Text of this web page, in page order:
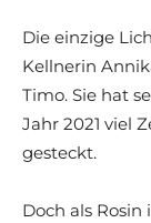
Die einzige
Kellnerin
Timo. Sie hat
Jahr 2021 viel
gesteckt.
Doch als